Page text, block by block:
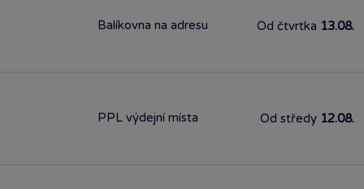
Balíkovna na adresu Od čtvrtka 13.08.
PPL výdejní místa Od středy 12.08.